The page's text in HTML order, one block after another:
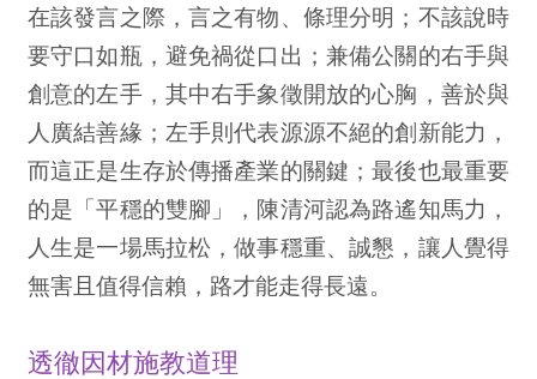
在該發言之際，言之有物、條理分明；不該說時
要守口如瓶，避免禍從口出；兼備公關的右手與
創意的左手，其中右手象徵開放的心胸，善於與
人廣結善緣；左手則代表源源不絕的創新能力，
而這正是生存於傳播產業的關鍵；最後也最重要
的是「平穩的雙腳」，陳清河認為路遙知馬力，
人生是一場馬拉松，做事穩重、誠懇，讓人覺得
無害且值得信賴，路才能走得長遠。
透徹因材施教道理